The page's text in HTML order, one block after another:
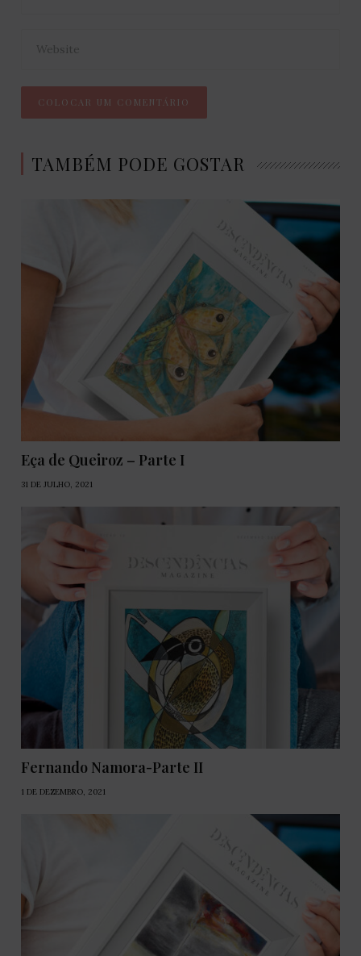
TAMBÉM PODE GOSTAR
Eça de Queiroz – Parte I
31 DE JULHO, 2021
Fernando Namora-Parte II
1 DE DEZEMBRO, 2021